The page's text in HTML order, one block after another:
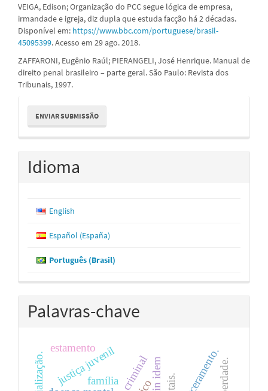
VEIGA, Edison; Organização do PCC segue lógica de empresa,
irmandade e igreja, diz dupla que estuda facção há 2 décadas.
Disponível em: https://www.bbc.com/portuguese/brasil-
45095399. Acesso em 29 ago. 2018.
ZAFFARONI, Eugênio Raúl; PIERANGELI, José Henrique. Manual de
direito penal brasileiro – parte geral. São Paulo: Revista dos
Tribunais, 1997.
Enviar
Submissão
ENVIAR SUBMISSÃO
Idioma
English
Español (España)
Português (Brasil)
Palavras-chave
família
justiça juvenil
estamento
liberdade.